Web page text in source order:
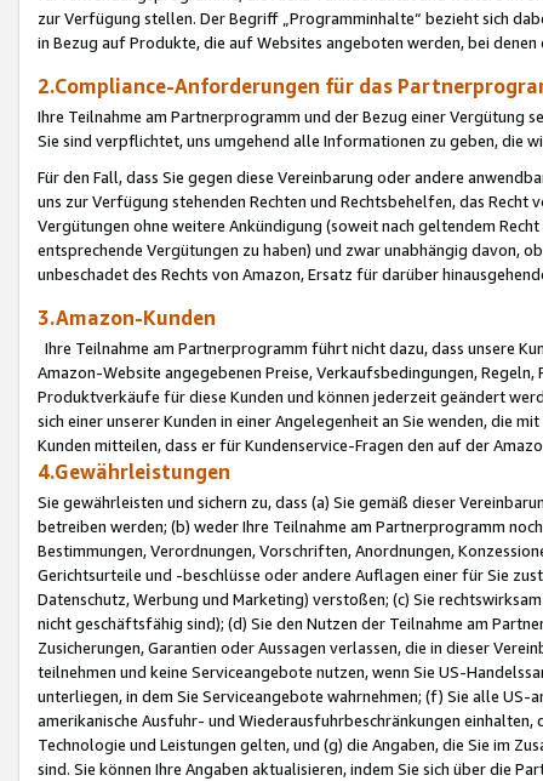
zur Verfügung stellen. Der Begriff „Programminhalte“ bezieht sich
in Bezug auf Produkte, die auf Websites angeboten werden, bei
2.Compliance-Anforderungen für das
Ihre Teilnahme am Partnerprogramm und der Bezug einer Vergütung
Sie sind verpflichtet, uns umgehend alle Informationen zu geben, die
Für den Fall, dass Sie gegen diese Vereinbarung oder andere
uns zur Verfügung stehenden Rechten und Rechtsbehelfen, das
Vergütungen ohne weitere Ankündigung (soweit nach geltendem
entsprechende Vergütungen zu haben) und zwar unabhängig davon,
unbeschadet des Rechts von Amazon, Ersatz für darüber
3.Amazon-Kunden
Ihre Teilnahme am Partnerprogramm führt nicht dazu, dass unsere
Amazon-Website angegebenen Preise, Verkaufsbedingungen,
Produktverkäufe für diese Kunden und können jederzeit geändert
sich einer unserer Kunden in einer Angelegenheit an Sie wenden, die
Kunden mitteilen, dass er für Kundenservice-Fragen den auf der
4.Gewährleistungen
Sie gewährleisten und sichern zu, dass (a) Sie gemäß dieser
betreiben werden; (b) weder Ihre Teilnahme am Partnerprogramm
Bestimmungen, Verordnungen, Vorschriften, Anordnungen,
Gerichtsurteile und -beschlüsse oder andere Auflagen einer für Sie
Datenschutz, Werbung und Marketing) verstoßen; (c) Sie
nicht geschäftsfähig sind); (d) Sie den Nutzen der Teilnahme am
Zusicherungen, Garantien oder Aussagen verlassen, die in dieser
teilnehmen und keine Serviceangebote nutzen, wenn Sie US-
unterliegen, in dem Sie Serviceangebote wahrnehmen; (f) Sie alle
amerikanische Ausfuhr- und Wiederausfuhrbeschränkungen
Technologie und Leistungen gelten, und (g) die Angaben, die Sie im
sind. Sie können Ihre Angaben aktualisieren, indem Sie sich über die